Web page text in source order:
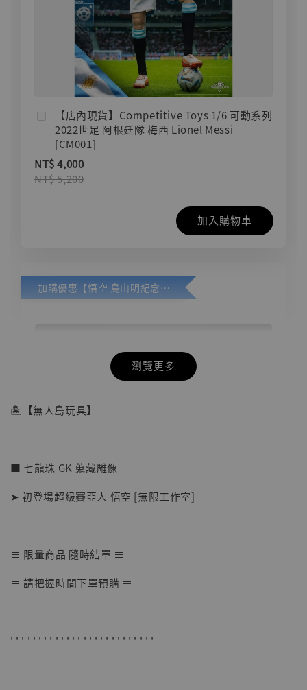
【店內現貨】Competitive Toys 1/6 可動系列
2022世足 阿根廷隊 梅西 Lionel Messi
[CM001]
NT$ 4,000
NT$ 5,200
加入購物車
加購優惠【悟空 鳥山明紀念款 [奇蹟工作室]】
【店內現貨】七龍珠 系列蒐藏雕像 悟空 鳥山
NT$ 5,580
瀏覽更多
🏝【無人島玩具】
■ 七龍珠 GK 蒐藏雕像
➤ 初登場超級賽亞人 悟空 [無限工作室]
≡ 限量商品 隨時結單 ≡
≡ 請把握時間下單預購 ≡
' ' ' ' ' ' ' ' ' ' ' ' ' ' ' ' ' ' ' ' ' ' ' ' ' '